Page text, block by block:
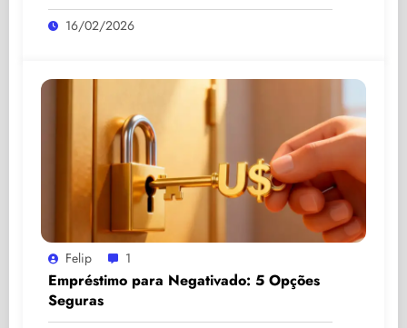
16/02/2026
Felip 1
Empréstimo para Negativado: 5 Opções
Seguras